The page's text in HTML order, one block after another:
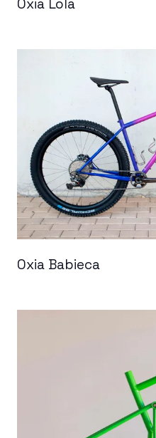
Oxia Lola
Oxia Babieca